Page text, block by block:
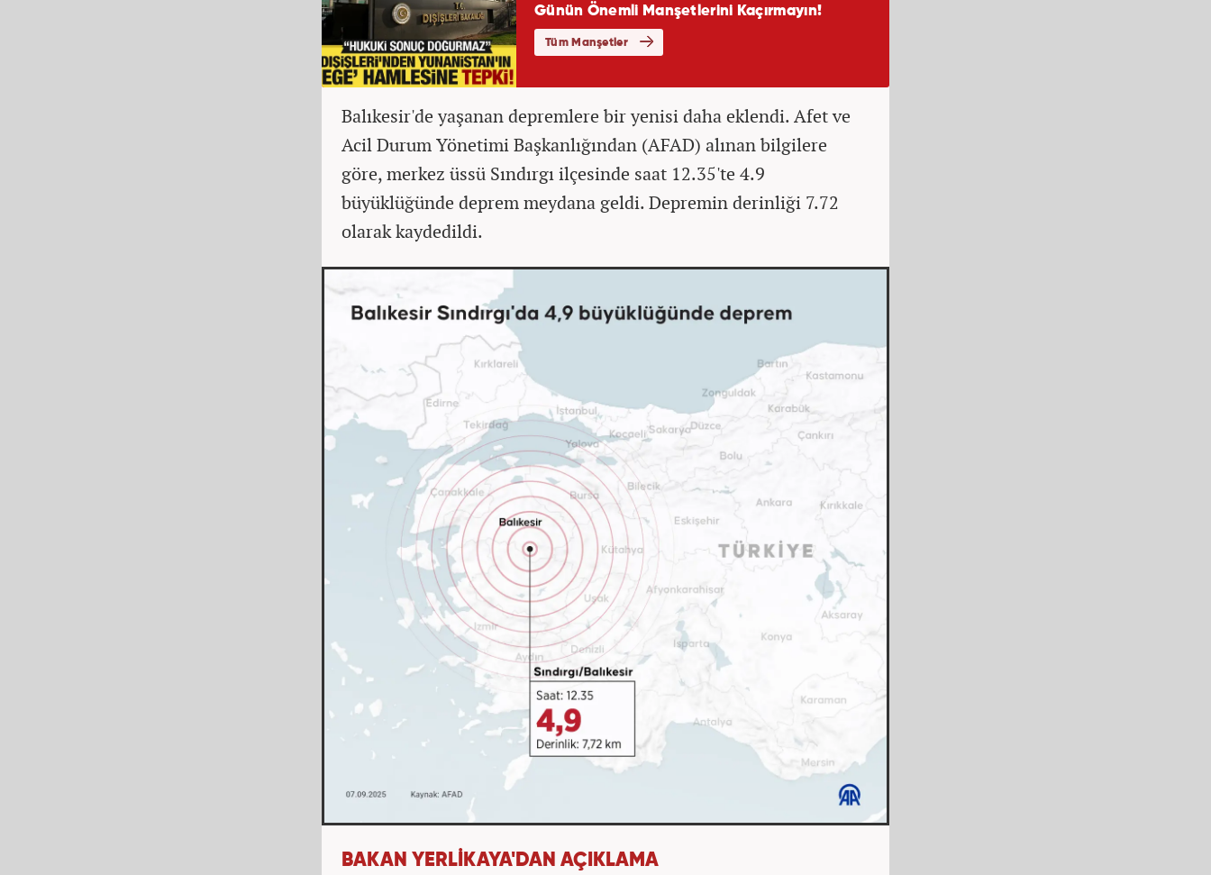
Balıkesir'de yaşanan depremlere bir yenisi daha eklendi. Afet ve
Acil Durum Yönetimi Başkanlığından (AFAD) alınan bilgilere
göre, merkez üssü Sındırgı ilçesinde saat 12.35'te 4.9
büyüklüğünde deprem meydana geldi. Depremin derinliği 7.72
olarak kaydedildi.
BAKAN YERLİKAYA'DAN AÇIKLAMA